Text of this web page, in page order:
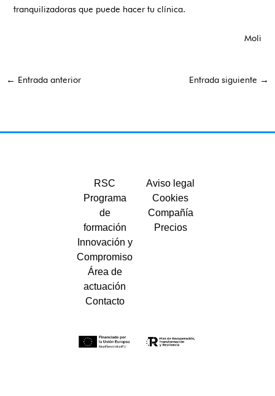
tranquilizadoras que puede hacer tu clínica.
Moli
← Entrada anterior Entrada siguiente →
RSC
Programa
de
formación
Innovación y
Compromiso
Área de
actuación
Contacto
Aviso legal
Cookies
Compañía
Precios